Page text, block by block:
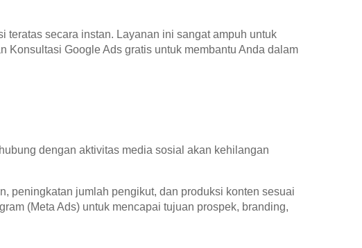
teratas secara instan. Layanan ini sangat ampuh untuk
Konsultasi Google Ads gratis untuk membantu Anda dalam
dengan aktivitas media sosial akan kehilangan
peningkatan jumlah pengikut, dan produksi konten sesuai
(Meta Ads) untuk mencapai tujuan prospek, branding,